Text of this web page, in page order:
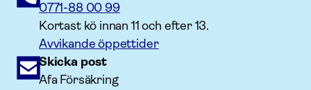
0771-88 00 99
Kortast kö innan 11 och efter 13.
Avvikande öppettider
Skicka post
Afa Försäkring